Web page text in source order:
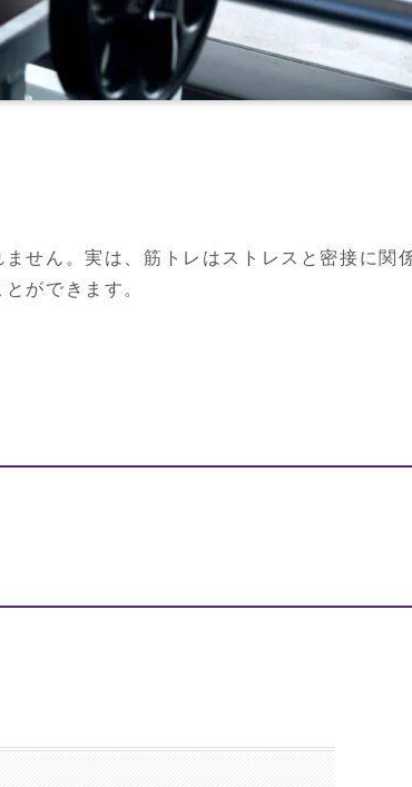
せん。実は、筋トレはストレスと密接に関
ができます。